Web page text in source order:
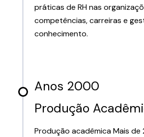
práticas de RH nas
competências, carreiras e
conhecimento.
Anos 2000
Produção
Produção acadêmica Mais de